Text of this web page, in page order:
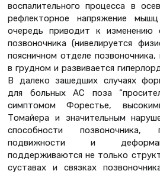
воспалительного процесса в
рефлекторное напряжение
очередь приводит к изменению
позвоночника (нивелируется
поясничном отделе
в грудном и развивается
В далеко зашедших случаях
для больных АС поза
симптомом Форестье,
Томайера и значительным
способности позвоночника,
подвижности и
поддерживаются не только
суставах и связках